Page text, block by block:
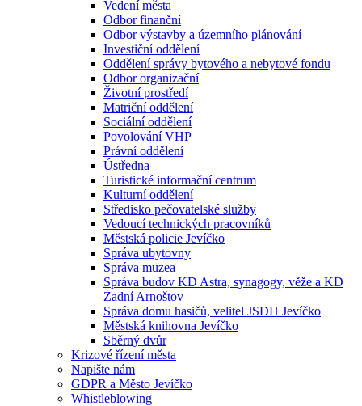
Vedení města
Odbor finanční
Odbor výstavby a územního plánování
Investiční oddělení
Oddělení správy bytového a nebytové fondu
Odbor organizační
Životní prostředí
Matriční oddělení
Sociální oddělení
Povolování VHP
Právní oddělení
Ústředna
Turistické informační centrum
Kulturní oddělení
Středisko pečovatelské služby
Vedoucí technických pracovníků
Městská policie Jevíčko
Správa ubytovny
Správa muzea
Správa budov KD Astra, synagogy, věže a KD
Zadní Arnoštov
Správa domu hasičů, velitel JSDH Jevíčko
Městská knihovna Jevíčko
Sběrný dvůr
Krizové řízení města
Napište nám
GDPR a Město Jevíčko
Whistleblowing